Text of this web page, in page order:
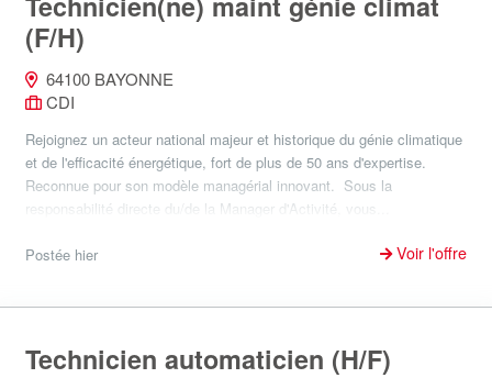
(F/H)
64100 BAYONNE
CDI
Rejoignez un acteur national majeur et historique du génie climatique
et de l'efficacité énergétique, fort de plus de 50 ans d'expertise.
Reconnue pour son modèle managérial innovant. Sous la
responsabilité directe du/de la Manager d'Activité, vous...
Postée hier Voir l'offre
Technicien automaticien (H/F)